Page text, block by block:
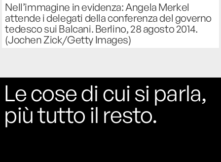
Nell’immagine in evidenza: Angela Merkel
attende i delegati della conferenza del governo
tedesco sui Balcani. Berlino, 28 agosto 2014.
(Jochen Zick/Getty Images)
Le cose di cui si parla,
più tutto il resto.